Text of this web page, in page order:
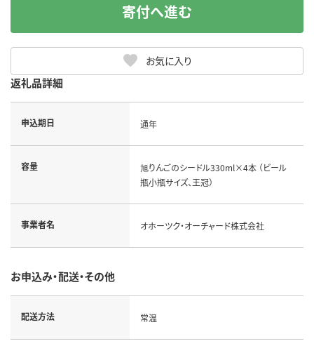
お気に入り
寄付へ進む
返礼品詳細
申込期日 通年
容量
旭りんごのシードル330ml×4本 （ビール
瓶小瓶サイズ、王冠）
事業者名 オホーツク・オーチャード株式会社
お申込み・配送・その他
配送方法 常温